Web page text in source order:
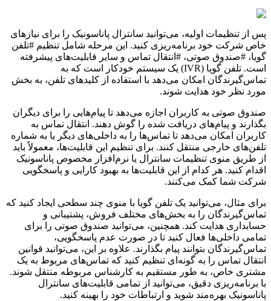
پس از تنظیمات اولیه، می‌توانید سانترال پاناسونیک را برای نیازهای
خاص شرکت خود برنامه‌ریزی کنید. این مرحله شامل تنظیم #تلفن
گویا، #صندوق صوتی، #انتقال تماس و سایر قابلیت‌های پیشرفته
است. تلفن گویا (IVR) یک سیستم خودکار است که به
تماس‌گیرندگان امکان می‌دهد با استفاده از کلیدهای تلفن، به بخش
مورد نظر خود هدایت شوند.
صندوق صوتی به کاربران اجازه می‌دهد تا پیام‌هایی را برای دیگران
بگذارند و پیام‌های دریافت شده را گوش دهند. انتقال تماس به
کاربران امکان می‌دهد تا تماس‌ها را به داخلی‌های دیگر یا به شماره
تلفن‌های خارجی منتقل کنند. برای تنظیم این قابلیت‌ها، معمولاً باید
از طریق منوی تنظیمات سانترال یا نرم‌افزار مخصوص پاناسونیک
اقدام کنید. هر کدام از این قابلیت‌ها به بهبود کارایی و پاسخگویی
شرکت شما کمک می‌کنند.
برای مثال، می‌توانید یک تلفن گویا با منوی چند سطحی ایجاد کنید که
تماس‌گیرندگان را به بخش‌های مختلف فروش، پشتیبانی و
حسابداری هدایت کند. همچنین، می‌توانید صندوق صوتی را برای
تمامی داخلی‌ها فعال کنید تا در صورت عدم پاسخگویی،
تماس‌گیرندگان بتوانند پیام بگذارند. علاوه بر این، می‌توانید قوانین
انتقال تماس را به گونه‌ای تنظیم کنید که تماس‌های مربوط به یک
مشتری خاص، به طور مستقیم به کارشناس مربوطه منتقل شوند.
با برنامه‌ریزی دقیق، می‌توانید از تمامی قابلیت‌های سانترال
پاناسونیک بهره‌مند شوید و ارتباطات خود را بهینه کنید.